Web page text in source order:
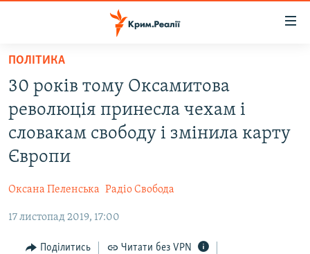
Перейти
основного
матеріалу
Перейти
до
основної
Перейти
до
ВОДА.КРИМ
ВІДЕО ТА ФОТО
ПОЛІТИКА
ІНТЕРВ'Ю
ВСЕ ЗА ДЕНЬ
ПОЛІТИКА
30 років тому Оксамитова
революція принесла чехам і
словакам свободу і змінила карту
Європи
Оксана Пеленська Радіо Свобода
17 листопад 2019, 17:00
Поділитись Читати без VPN